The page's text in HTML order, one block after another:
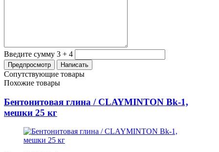
Введите сумму 3 + 4
Сопутствующие товары
Похожие товары
Бентонитовая глина / CLAYMINTON Bk-1,
мешки 25 кг